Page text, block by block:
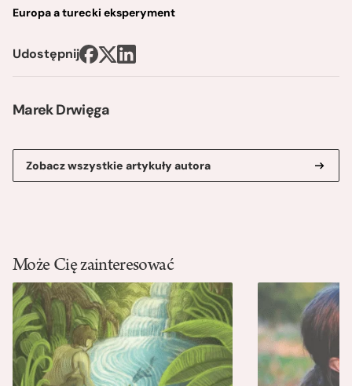
Marek Drwięga
Zobacz wszystkie artykuły autora
Europa a turecki eksperyment
Udostępnij
Może Cię zainteresować